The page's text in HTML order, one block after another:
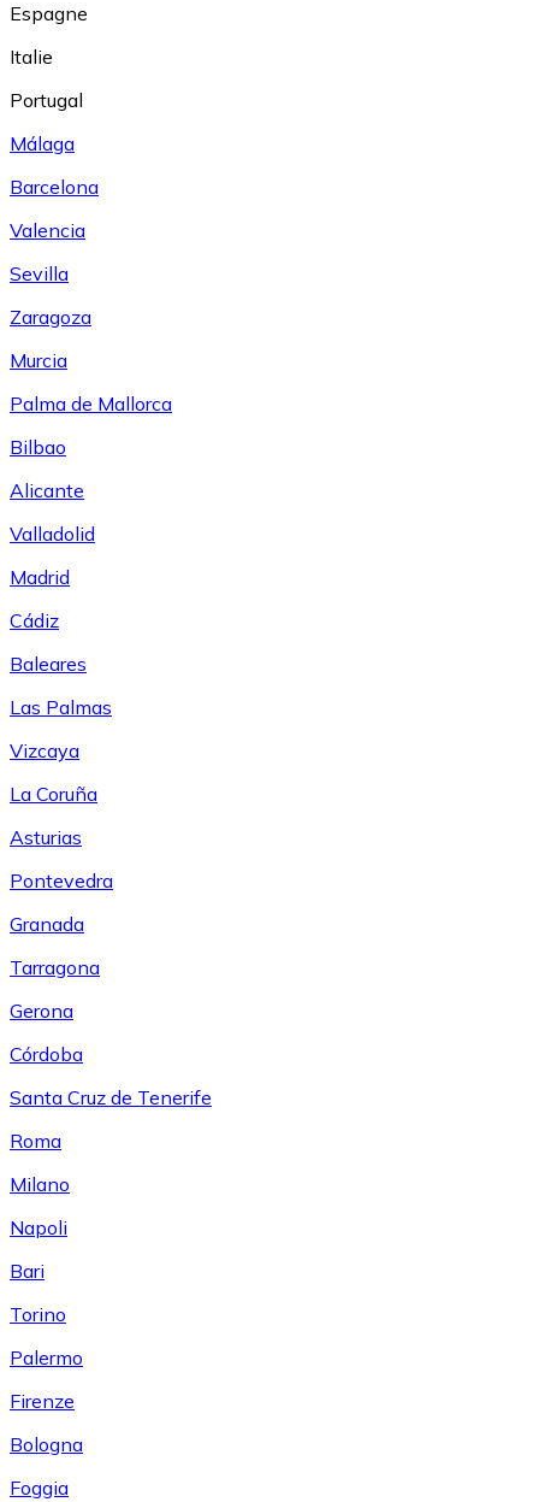
Espagne
Italie
Portugal
Málaga
Barcelona
Valencia
Sevilla
Zaragoza
Murcia
Palma de Mallorca
Bilbao
Alicante
Valladolid
Madrid
Cádiz
Baleares
Las Palmas
Vizcaya
La Coruña
Asturias
Pontevedra
Granada
Tarragona
Gerona
Córdoba
Santa Cruz de Tenerife
Roma
Milano
Napoli
Bari
Torino
Palermo
Firenze
Bologna
Foggia